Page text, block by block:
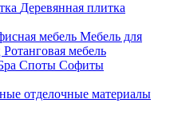
Деревянная плитка
мебель Мебель для
Ротанговая мебель
Споты Софиты
отделочные материалы